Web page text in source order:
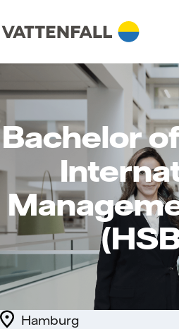
Bachelor
Hamburg